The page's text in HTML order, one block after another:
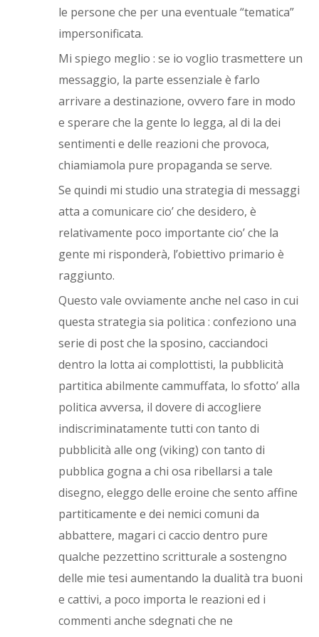
le persone che per una eventuale “tematica”
impersonificata.
Mi spiego meglio : se io voglio trasmettere un
messaggio, la parte essenziale è farlo
arrivare a destinazione, ovvero fare in modo
e sperare che la gente lo legga, al di la dei
sentimenti e delle reazioni che provoca,
chiamiamola pure propaganda se serve.
Se quindi mi studio una strategia di messaggi
atta a comunicare cio’ che desidero, è
relativamente poco importante cio’ che la
gente mi risponderà, l’obiettivo primario è
raggiunto.
Questo vale ovviamente anche nel caso in cui
questa strategia sia politica : confeziono una
serie di post che la sposino, cacciandoci
dentro la lotta ai complottisti, la pubblicità
partitica abilmente cammuffata, lo sfotto’ alla
politica avversa, il dovere di accogliere
indiscriminatamente tutti con tanto di
pubblicità alle ong (viking) con tanto di
pubblica gogna a chi osa ribellarsi a tale
disegno, eleggo delle eroine che sento affine
partiticamente e dei nemici comuni da
abbattere, magari ci caccio dentro pure
qualche pezzettino scritturale a sostengno
delle mie tesi aumentando la dualità tra buoni
e cattivi, a poco importa le reazioni ed i
commenti anche sdegnati che ne